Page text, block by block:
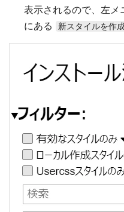
表示されるので、左メ
にある
新スタイルを作